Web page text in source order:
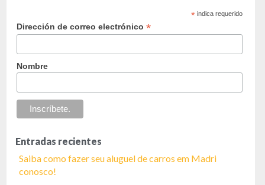
* indica requerido
Dirección de correo electrónico*
Nombre
Entradas recientes
Saiba como fazer seu aluguel de carros em Madri
conosco!